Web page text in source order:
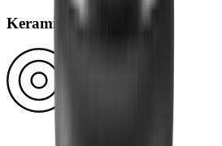
Keramik Abziehscheibe